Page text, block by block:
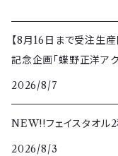
【8月16日まで受注生
記念企画「蝶野正洋アク
2026/8/7
NEW!!フェイスタオル2
2026/8/3